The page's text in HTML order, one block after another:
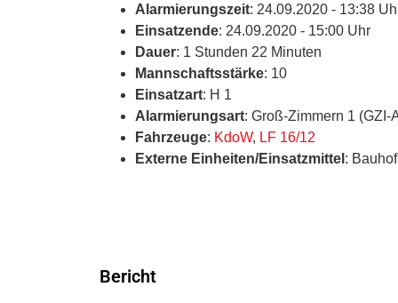
Alarmierungszeit: 24.09.2020 - 13:38
Einsatzende: 24.09.2020 - 15:00 Uhr
Dauer: 1 Stunden 22 Minuten
Mannschaftsstärke: 10
Einsatzart: H 1
Alarmierungsart: Groß-Zimmern 1 (GZI-
Fahrzeuge: KdoW, LF 16/12
Externe Einheiten/Einsatzmittel :
Bericht